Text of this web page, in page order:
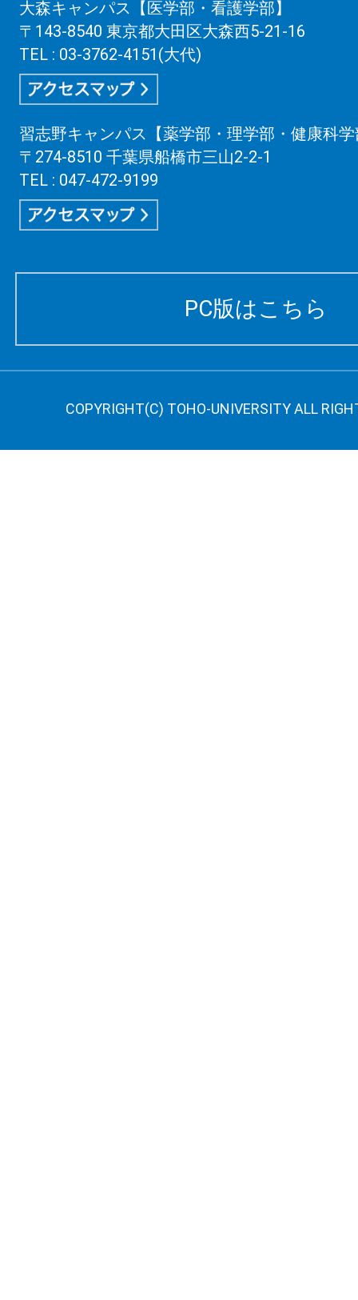
大森キャンパス【医学部・看護学部】
〒143-8540 東京都大田区大森西5-21-16
TEL : 03-3762-4151(大代)
習志野キャンパス【薬学部・理学部・健康科
〒274-8510 千葉県船橋市三山2-2-1
TEL : 047-472-9199
PC版はこちら
COPYRIGHT(C) TOHO-UNIVERSITY ALL